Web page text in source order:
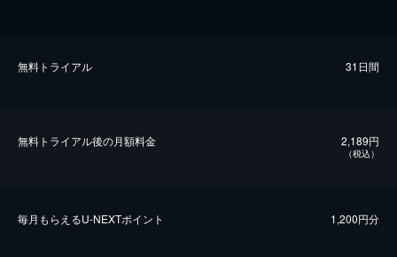
無料トライアル 31日間
無料トライアル後の⽉額料金 2,189円
（税込）
毎⽉もらえるU-NEXTポイント 1,200円分